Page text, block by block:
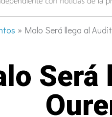
Malo Será llega al